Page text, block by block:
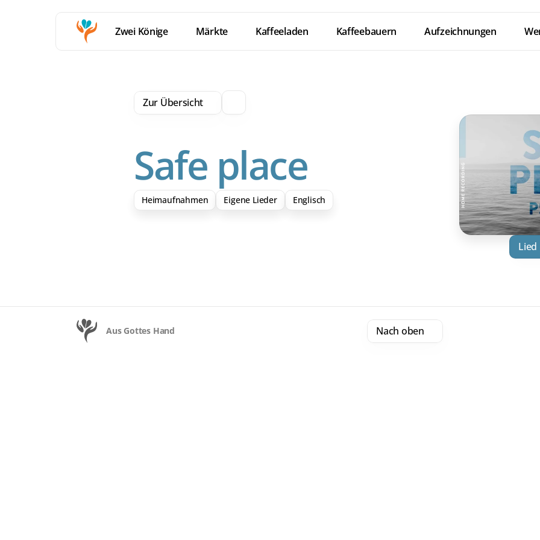
Zwei Könige Märkte Kaffeeladen Kaffeebauern Aufzeichnungen
Zur Übersicht
Safe place
Heimaufnahmen Eigene Lieder Englisch
Lied
Aus Gottes Hand Nach oben